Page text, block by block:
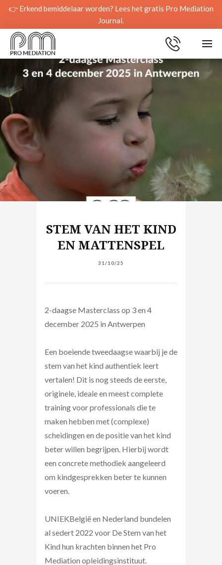
👉 Erkend bemiddelaar worden? Lees het gratis Pro Mediation
Journal.
STEM VAN HET KIND
EN MATTENSPEL
31/10/25
2-daagse Masterclass op 3 en 4
december 2025 in Antwerpen
Een boeiende tweedaagse waarbij je de
stem van het kind authentiek leert
vertalen! Dit is nog steeds de eerste,
originele, ideale en meest complete
training voor professionals die te
maken hebben met (complexe)
scheidingen en de positie van het kind
beter willen begrijpen. Hierbij wordt
een concrete methodiek aangeleerd
om kindgesprekken beter te kunnen
voeren.
UNIEKBelgië en Nederland bundelen
al sedert 2022 voor De Stem van het
Kind hun krachten binnen het Pro
Mediation opleidingsinstituut.